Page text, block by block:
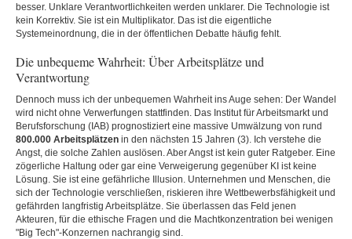
besser. Unklare Verantwortlichkeiten werden unklarer. Die Technologie ist
kein Korrektiv. Sie ist ein Multiplikator. Das ist die eigentliche
Systemeinordnung, die in der öffentlichen Debatte häufig fehlt.
Die unbequeme Wahrheit: Über Arbeitsplätze und
Verantwortung
Dennoch muss ich der unbequemen Wahrheit ins Auge sehen: Der Wandel
wird nicht ohne Verwerfungen stattfinden. Das Institut für Arbeitsmarkt und
Berufsforschung (IAB) prognostiziert eine massive Umwälzung von rund
800.000 Arbeitsplätzen in den nächsten 15 Jahren (3). Ich verstehe die
Angst, die solche Zahlen auslösen. Aber Angst ist kein guter Ratgeber. Eine
zögerliche Haltung oder gar eine Verweigerung gegenüber KI ist keine
Lösung. Sie ist eine gefährliche Illusion. Unternehmen und Menschen, die
sich der Technologie verschließen, riskieren ihre Wettbewerbsfähigkeit und
gefährden langfristig Arbeitsplätze. Sie überlassen das Feld jenen
Akteuren, für die ethische Fragen und die Machtkonzentration bei wenigen
"Big Tech"-Konzernen nachrangig sind.